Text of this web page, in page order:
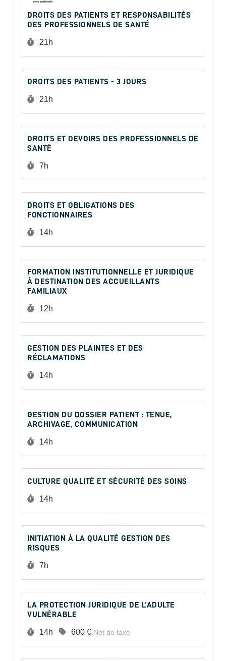
DROITS DES PATIENTS ET RESPONSABILITÉS
DES PROFESSIONNELS DE SANTÉ
Durée :
21h
DROITS DES PATIENTS - 3 JOURS
Durée :
21h
DROITS ET DEVOIRS DES PROFESSIONNELS DE
SANTÉ
Durée :
7h
DROITS ET OBLIGATIONS DES
FONCTIONNAIRES
Durée :
14h
FORMATION INSTITUTIONNELLE ET JURIDIQUE
À DESTINATION DES ACCUEILLANTS
FAMILIAUX
Durée :
12h
GESTION DES PLAINTES ET DES
RÉCLAMATIONS
Durée :
14h
GESTION DU DOSSIER PATIENT : TENUE,
ARCHIVAGE, COMMUNICATION
Durée :
14h
CULTURE QUALITÉ ET SÉCURITÉ DES SOINS
Durée :
14h
INITIATION À LA QUALITÉ GESTION DES
RISQUES
Durée :
7h
LA PROTECTION JURIDIQUE DE L’ADULTE
VULNÉRABLE
Durée :
14h Prix :
600 € Net de taxe